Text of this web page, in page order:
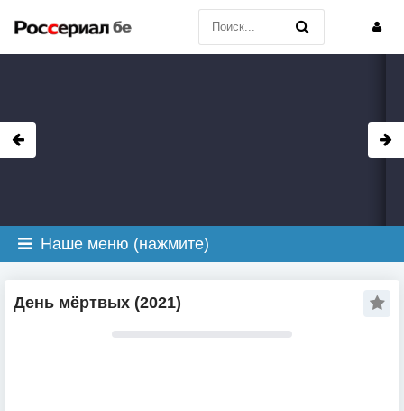
Наше меню (нажмите)
День мёртвых (2021)